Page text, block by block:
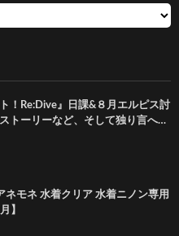
！Re:Dive』日課&８月エルピス討
トーリーなど、そして独り言へ…
ネモネ 水着クリア 水着ニノン専用
】